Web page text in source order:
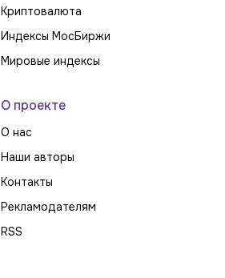
Криптовалюта
Индексы МосБиржи
Мировые индексы
О проекте
О нас
Наши авторы
Контакты
Рекламодателям
RSS